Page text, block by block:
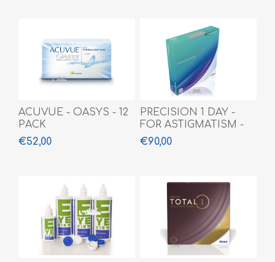
ACUVUE - OASYS - 12
PACK
€52,00
PRECISION 1 DAY -
FOR ASTIGMATISM -
90 PACK
€90,00